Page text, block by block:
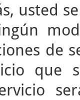
usted
de
que